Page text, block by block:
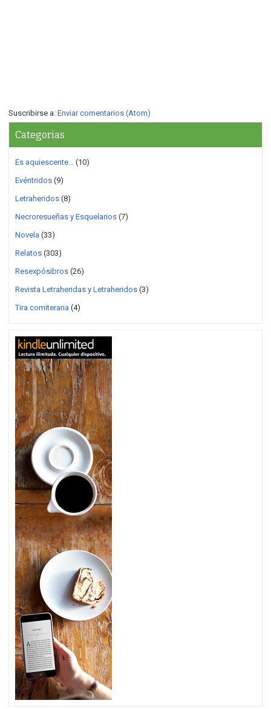
Suscribirse a: Enviar comentarios (Atom)
Categorias
Es aquiescente... (10)
Evéntridos (9)
Letraheridos (8)
Necroresueñas y Esquelarios (7)
Novela (33)
Relatos (303)
Resexpósibros (26)
Revista Letraheridas y Letraheridos (3)
Tira comiteraria (4)